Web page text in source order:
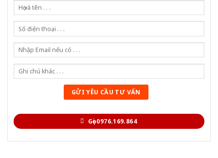
Gọi 0976.169.864